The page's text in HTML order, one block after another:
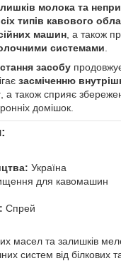
молока та
типів кавового
машин , а також
системами
засобу
засміченню
, а також сприяє
домішок.
Україна
для кавомашин
Спрей
масел та залишків
систем від білкових